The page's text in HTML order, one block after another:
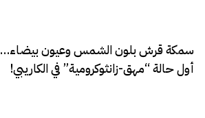
سمكة قرش بلون الشمس وعيون بيضاء…
أول حالة “مهق-زانثوكرومية” في الكاريبي!